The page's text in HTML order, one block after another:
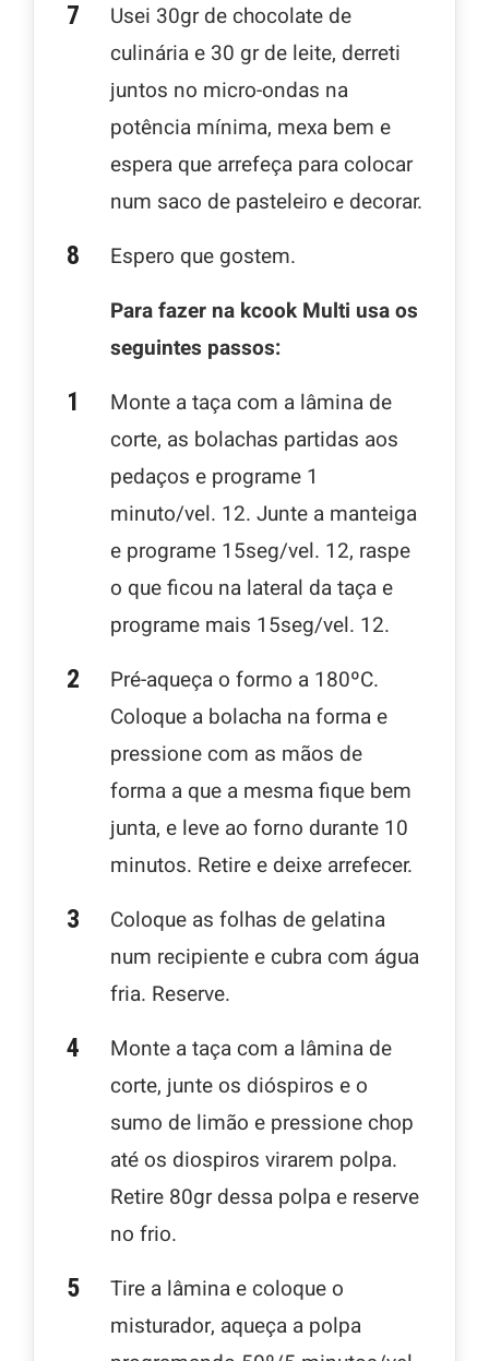
Usei 30gr de chocolate de
culinária e 30 gr de leite, derreti
juntos no micro-ondas na
potência mínima, mexa bem e
espera que arrefeça para colocar
num saco de pasteleiro e decorar.
Espero que gostem.
Para fazer na kcook Multi usa os
seguintes passos:
Monte a taça com a lâmina de
corte, as bolachas partidas aos
pedaços e programe 1
minuto/vel. 12. Junte a manteiga
e programe 15seg/vel. 12, raspe
o que ficou na lateral da taça e
programe mais 15seg/vel. 12.
Pré-aqueça o formo a 180ºC.
Coloque a bolacha na forma e
pressione com as mãos de
forma a que a mesma fique bem
junta, e leve ao forno durante 10
minutos. Retire e deixe arrefecer.
Coloque as folhas de gelatina
num recipiente e cubra com água
fria. Reserve.
Monte a taça com a lâmina de
corte, junte os dióspiros e o
sumo de limão e pressione chop
até os diospiros virarem polpa.
Retire 80gr dessa polpa e reserve
no frio.
Tire a lâmina e coloque o
misturador, aqueça a polpa